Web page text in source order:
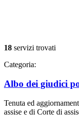
18 servizi trovati
Categoria:
Albo dei giudici
Tenuta ed
assise e di Corte di